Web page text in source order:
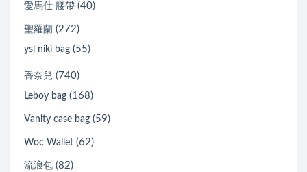
愛馬仕 腰帶 (40)
聖羅蘭 (272)
ysl niki bag (55)
香奈兒 (740)
Leboy bag (168)
Vanity case bag (59)
Woc Wallet (62)
流浪包 (82)